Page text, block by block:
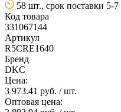
58 шт., срок поставки 5-
Код товара
331067144
Артикул
R5CRE1640
Бренд
DKC
Цена:
3 973.41 руб. / шт.
Оптовая цена: